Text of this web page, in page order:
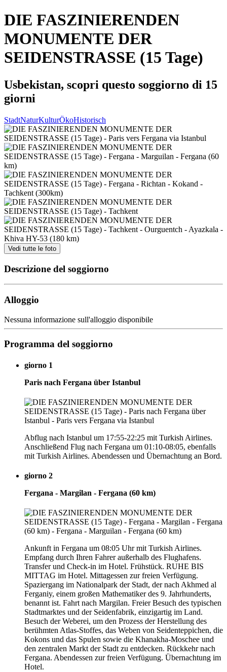
DIE FASZINIERENDEN
MONUMENTE DER
SEIDENSTRASSE (15 Tage)
Usbekistan, scopri questo soggiorno di 15
giorni
StadtNaturKulturÖkoHistorisch
Vedi tutte le foto
Descrizione del soggiorno
Alloggio
Nessuna informazione sull'alloggio disponibile
Programma del soggiorno
giorno 1
Paris nach Fergana über Istanbul
Abflug nach Istanbul um 17:55-22:25 mit Turkish Airlines.
Anschließend Flug nach Fergana um 01:10-08:05, ebenfalls
mit Turkish Airlines. Abendessen und Übernachtung an Bord.
giorno 2
Fergana - Margilan - Fergana (60 km)
Ankunft in Fergana um 08:05 Uhr mit Turkish Airlines.
Empfang durch Ihren Fahrer außerhalb des Flughafens.
Transfer und Check-in im Hotel. Frühstück. RUHE BIS
MITTAG im Hotel. Mittagessen zur freien Verfügung.
Spaziergang im Nationalpark der Stadt, der nach Akhmed al
Ferganiy, einem großen Mathematiker des 9. Jahrhunderts,
benannt ist. Fahrt nach Margilan. Freier Besuch des typischen
Stadtmarktes und der Seidenfabrik, einzigartig im Land.
Besuch der Weberei, um den Prozess der Herstellung des
berühmten Atlas-Stoffes, das Weben von Seidenteppichen, die
Kokons und das Spulen sowie die Khanakha-Moschee und
den zentralen Markt der Stadt zu entdecken. Rückkehr nach
Fergana. Abendessen zur freien Verfügung. Übernachtung im
Hotel.